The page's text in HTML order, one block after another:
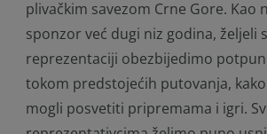
plivačkim savezom Crne Gore. Kao
sponzor već dugi niz godina, željeli
reprezentaciji obezbijedimo
tokom predstojećih putovanja,
mogli posvetiti pripremama i igri.